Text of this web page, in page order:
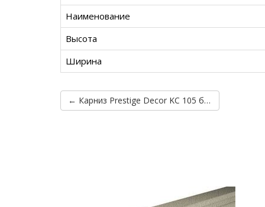
Наименование
Высота
Ширина
← Карниз Prestige Decor KC 105 без покрытия (2.00м)